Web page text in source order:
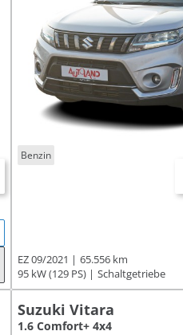
Benzin
EZ 09/2021
65.556 km
95 kW (129 PS)
Schaltgetriebe
Suzuki Vitara
1.6 Comfort+ 4x4